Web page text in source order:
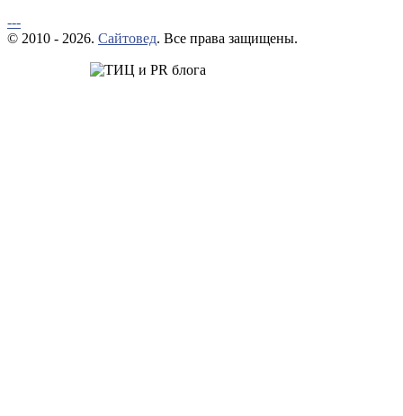
---
© 2010 - 2026. Сайтовед. Все права защищены.